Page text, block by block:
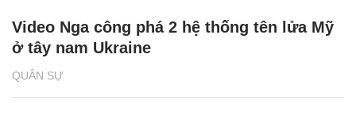
QUÂN SỰ
Video Nga công phá 2 hệ thống tên lửa Mỹ
ở tây nam Ukraine